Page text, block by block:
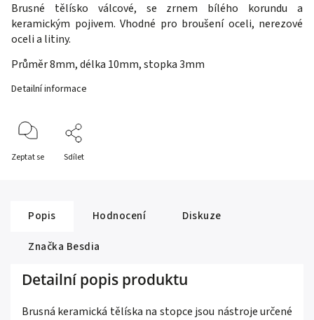
Brusné tělísko válcové, se zrnem bílého korundu a
keramickým pojivem. Vhodné pro broušení oceli, nerezové
oceli a litiny.
Průměr 8mm, délka 10mm, stopka 3mm
Detailní informace
Zeptat se Sdílet
Popis Hodnocení
Diskuze
Značka Besdia
Detailní popis produktu
Brusná keramická tělíska na stopce jsou nástroje určené